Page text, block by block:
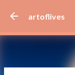
artoflives